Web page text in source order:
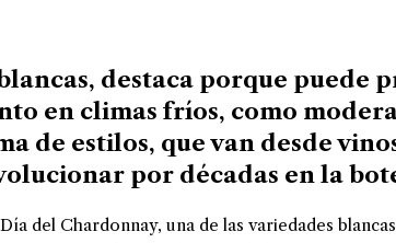
destaca porque puede
en climas fríos, como
de estilos, que van desde
por décadas en la
del Chardonnay, una de las variedades